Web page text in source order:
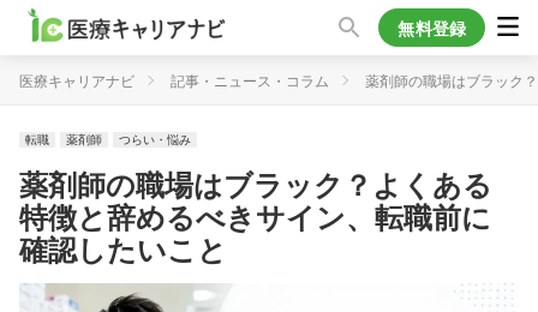
無料登録
医療キャリアナビ 記事・ニュース・コラム 薬剤師の職場はブラック
転職 薬剤師 つらい・悩み
薬剤師の職場はブラック？よくある
特徴と辞めるべきサイン、転職前に
確認したいこと